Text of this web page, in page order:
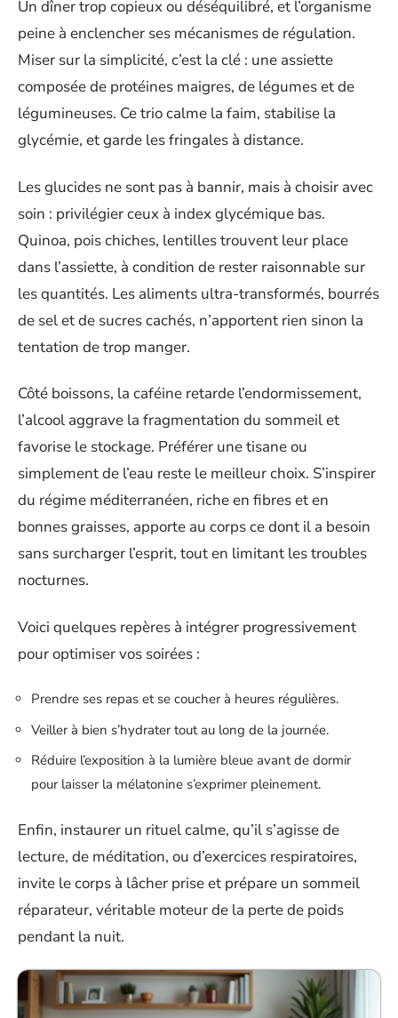
Un dîner trop copieux ou déséquilibré, et l’organisme
peine à enclencher ses mécanismes de régulation.
Miser sur la simplicité, c’est la clé : une assiette
composée de protéines maigres, de légumes et de
légumineuses. Ce trio calme la faim, stabilise la
glycémie, et garde les fringales à distance.
Les glucides ne sont pas à bannir, mais à choisir avec
soin : privilégier ceux à index glycémique bas.
Quinoa, pois chiches, lentilles trouvent leur place
dans l’assiette, à condition de rester raisonnable sur
les quantités. Les aliments ultra-transformés, bourrés
de sel et de sucres cachés, n’apportent rien sinon la
tentation de trop manger.
Côté boissons, la caféine retarde l’endormissement,
l’alcool aggrave la fragmentation du sommeil et
favorise le stockage. Préférer une tisane ou
simplement de l’eau reste le meilleur choix. S’inspirer
du régime méditerranéen, riche en fibres et en
bonnes graisses, apporte au corps ce dont il a besoin
sans surcharger l’esprit, tout en limitant les troubles
nocturnes.
Voici quelques repères à intégrer progressivement
pour optimiser vos soirées :
Prendre ses repas et se coucher à heures régulières.
Veiller à bien s’hydrater tout au long de la journée.
Réduire l’exposition à la lumière bleue avant de dormir
pour laisser la mélatonine s’exprimer pleinement.
Enfin, instaurer un rituel calme, qu’il s’agisse de
lecture, de méditation, ou d’exercices respiratoires,
invite le corps à lâcher prise et prépare un sommeil
réparateur, véritable moteur de la perte de poids
pendant la nuit.